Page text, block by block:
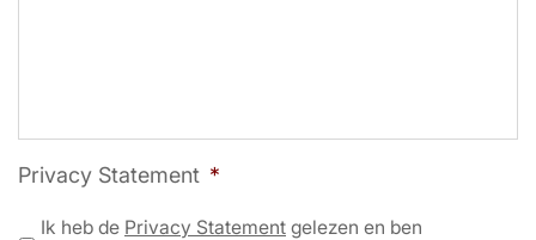
Privacy Statement *
Ik heb de Privacy Statement gelezen en ben